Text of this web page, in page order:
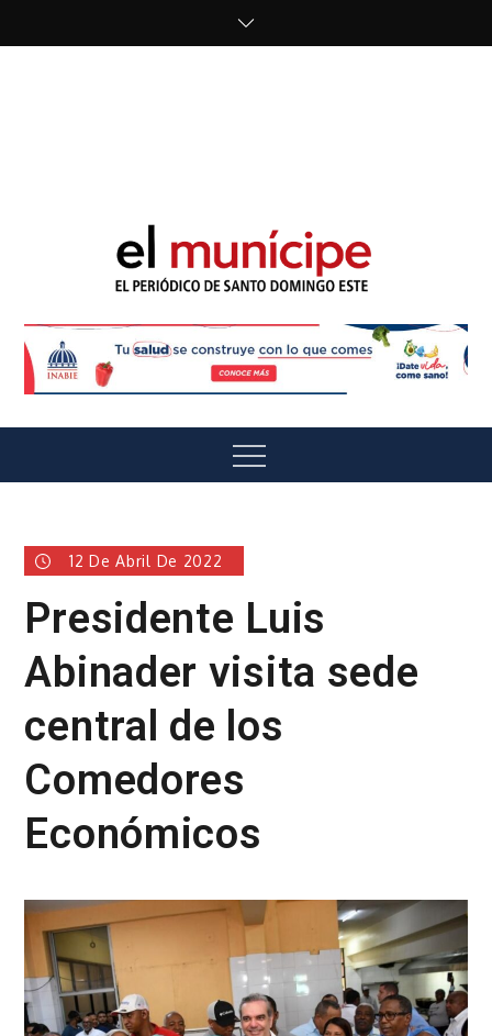
El Munícipe
Menu
12 De Abril De 2022
Presidente Luis
Abinader visita sede
central de los
Comedores
Económicos